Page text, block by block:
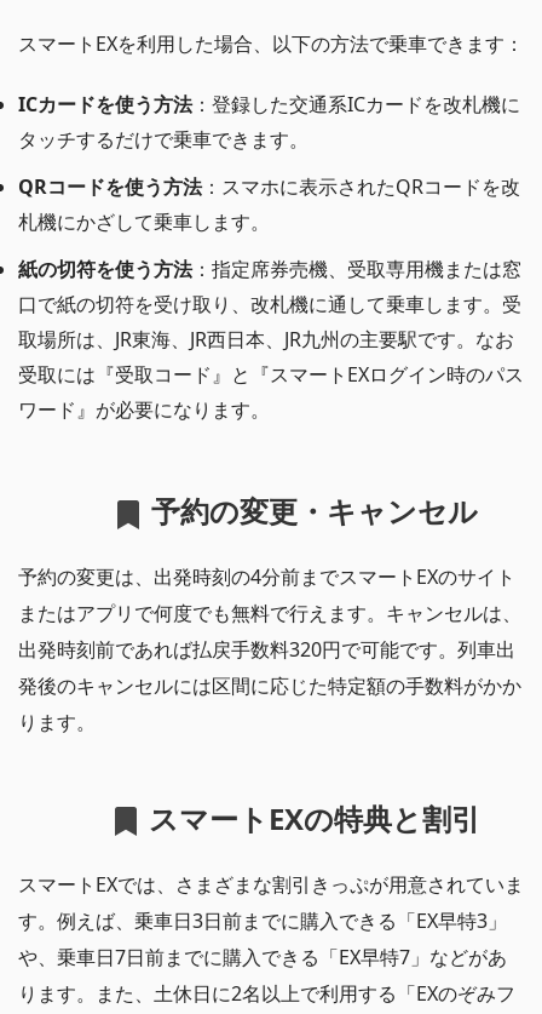
スマートEXを利用した場合、以下の方法で乗車できます：
ICカードを使う方法：登録した交通系ICカードを改札機に
タッチするだけで乗車できます。
QRコードを使う方法：スマホに表示されたQRコードを改
札機にかざして乗車します。
紙の切符を使う方法：指定席券売機、受取専用機または窓
口で紙の切符を受け取り、改札機に通して乗車します。受
取場所は、JR東海、JR西日本、JR九州の主要駅です。なお
受取には『受取コード』と『スマートEXログイン時のパス
ワード』が必要になります。
予約の変更・キャンセル
予約の変更は、出発時刻の4分前までスマートEXのサイト
またはアプリで何度でも無料で行えます。キャンセルは、
出発時刻前であれば払戻手数料320円で可能です。列車出
発後のキャンセルには区間に応じた特定額の手数料がかか
ります。
スマートEXの特典と割引
スマートEXでは、さまざまな割引きっぷが用意されていま
す。例えば、乗車日3日前までに購入できる「EX早特3」
や、乗車日7日前までに購入できる「EX早特7」などがあ
ります。また、土休日に2名以上で利用する「EXのぞみフ